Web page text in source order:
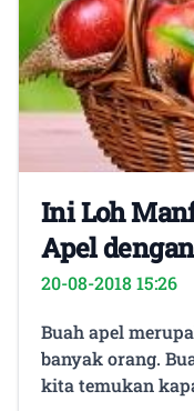
Ini Loh
Apel
20-08-2018 15:26
Buah apel
banyak orang. Buah apel dapat
kita temukan